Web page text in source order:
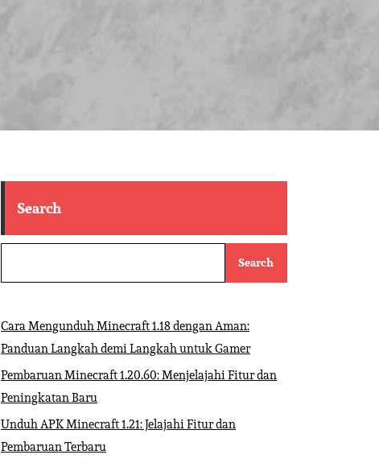
Search
Search
Cara Mengunduh Minecraft 1.18 dengan Aman:
Panduan Langkah demi Langkah untuk Gamer
Pembaruan Minecraft 1.20.60: Menjelajahi Fitur dan
Peningkatan Baru
Unduh APK Minecraft 1.21: Jelajahi Fitur dan
Pembaruan Terbaru